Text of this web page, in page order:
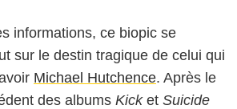
informations, ce biopic se
sur le destin tragique de celui qui
Michael Hutchence. Après le
des albums Kicket Suicide